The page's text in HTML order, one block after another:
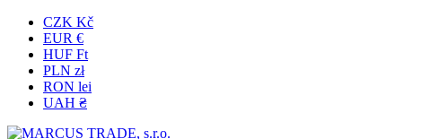
CZK Kč
EUR €
HUF Ft
PLN zł
RON lei
UAH ₴